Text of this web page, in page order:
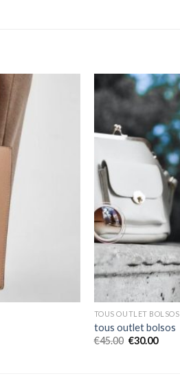
TOUS OUTLET BOLSOS
tous outlet bolsos
€45.00 €30.00